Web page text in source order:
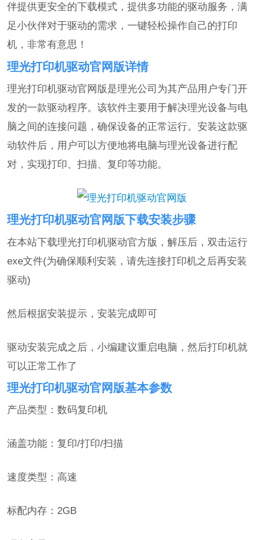
伴提供更安全的下载模式，提供多功能的驱动服务，满
足小伙伴对于驱动的需求，一键轻松操作自己的打印
机，非常有意思！
理光打印机驱动官网版详情
理光打印机驱动官网版是理光公司为其产品用户专门开
发的一款驱动程序。该软件主要用于解决理光设备与电
脑之间的连接问题，确保设备的正常运行。安装这款驱
动软件后，用户可以方便地将电脑与理光设备进行配
对，实现打印、扫描、复印等功能。
理光打印机驱动官网版下载安装步骤
在本站下载理光打印机驱动官方版，解压后，双击运行
exe文件(为确保顺利安装，请先连接打印机之后再安装
驱动)
然后根据安装提示，安装完成即可
驱动安装完成之后，小编建议重启电脑，然后打印机就
可以正常工作了
理光打印机驱动官网版基本参数
产品类型：数码复印机
涵盖功能：复印/打印/扫描
速度类型：高速
标配内存：2GB